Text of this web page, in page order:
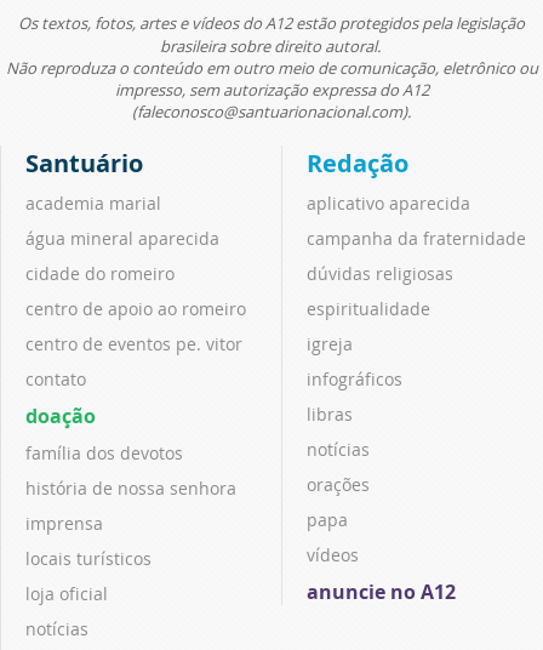
Os textos, fotos, artes e vídeos do A12 estão protegidos pela legislação
brasileira sobre direito autoral.
Não reproduza o conteúdo em outro meio de comunicação, eletrônico ou
impresso, sem autorização expressa do A12
(faleconosco@santuarionacional.com).
Santuário
academia marial
água mineral aparecida
cidade do romeiro
centro de apoio ao romeiro
centro de eventos pe. vitor
contato
doação
família dos devotos
história de nossa senhora
imprensa
locais turísticos
loja oficial
notícias
Redação
aplicativo aparecida
campanha da fraternidade
dúvidas religiosas
espiritualidade
igreja
infográficos
libras
notícias
orações
papa
vídeos
anuncie no A12